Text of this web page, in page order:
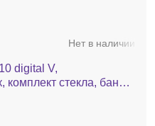
Нет в наличии
digital V,
комплект стекла, баня,